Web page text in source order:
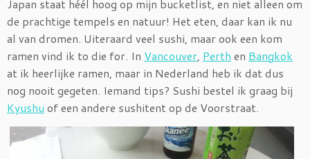
Japan staat héél hoog op mijn bucketlist, en niet alleen om
de prachtige tempels en natuur! Het eten, daar kan ik nu
al van dromen. Uiteraard veel sushi, maar ook een kom
ramen vind ik to die for. In Vancouver, Perth en Bangkok
at ik heerlijke ramen, maar in Nederland heb ik dat dus
nog nooit gegeten. Iemand tips? Sushi bestel ik graag bij
Kyushu of een andere sushitent op de Voorstraat.